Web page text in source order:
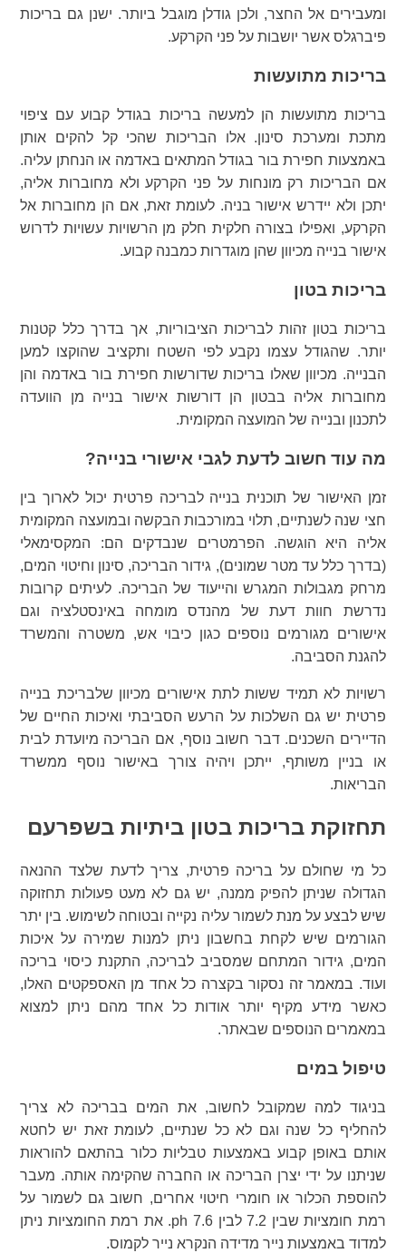
ומעבירים אל החצר, ולכן גודלן מוגבל ביותר. ישנן גם בריכות
פיברגלס אשר יושבות על פני הקרקע.
בריכות מתועשות
בריכות מתועשות הן למעשה בריכות בגודל קבוע עם ציפוי
מתכת ומערכת סינון. אלו הבריכות שהכי קל להקים אותן
באמצעות חפירת בור בגודל המתאים באדמה או הנחתן עליה.
אם הבריכות רק מונחות על פני הקרקע ולא מחוברות אליה,
יתכן ולא יידרש אישור בניה. לעומת זאת, אם הן מחוברות אל
הקרקע, ואפילו בצורה חלקית חלק מן הרשויות עשויות לדרוש
אישור בנייה מכיוון שהן מוגדרות כמבנה קבוע.
בריכות בטון
בריכות בטון זהות לבריכות הציבוריות, אך בדרך כלל קטנות
יותר. שהגודל עצמו נקבע לפי השטח ותקציב שהוקצו למען
הבנייה. מכיוון שאלו בריכות שדורשות חפירת בור באדמה והן
מחוברות אליה בבטון הן דורשות אישור בנייה מן הוועדה
לתכנון ובנייה של המועצה המקומית.
מה עוד חשוב לדעת לגבי אישורי בנייה?
זמן האישור של תוכנית בנייה לבריכה פרטית יכול לארוך בין
חצי שנה לשנתיים, תלוי במורכבות הבקשה ובמועצה המקומית
אליה היא הוגשה. הפרמטרים שנבדקים הם: המקסימאלי
(בדרך כלל עד מטר שמונים), גידור הבריכה, סינון וחיטוי המים,
מרחק מגבולות המגרש והייעוד של הבריכה. לעיתים קרובות
נדרשת חוות דעת של מהנדס מומחה באינסטלציה וגם
אישורים מגורמים נוספים כגון כיבוי אש, משטרה והמשרד
להגנת הסביבה.
רשויות לא תמיד ששות לתת אישורים מכיוון שלבריכת בנייה
פרטית יש גם השלכות על הרעש הסביבתי ואיכות החיים של
הדיירים השכנים. דבר חשוב נוסף, אם הבריכה מיועדת לבית
או בניין משותף, ייתכן ויהיה צורך באישור נוסף ממשרד
הבריאות.
תחזוקת בריכות בטון ביתיות בשפרעם
כל מי שחולם על בריכה פרטית, צריך לדעת שלצד ההנאה
הגדולה שניתן להפיק ממנה, יש גם לא מעט פעולות תחזוקה
שיש לבצע על מנת לשמור עליה נקייה ובטוחה לשימוש. בין יתר
הגורמים שיש לקחת בחשבון ניתן למנות שמירה על איכות
המים, גידור המתחם שמסביב לבריכה, התקנת כיסוי בריכה
ועוד. במאמר זה נסקור בקצרה כל אחד מן האספקטים האלו,
כאשר מידע מקיף יותר אודות כל אחד מהם ניתן למצוא
במאמרים הנוספים שבאתר.
טיפול במים
בניגוד למה שמקובל לחשוב, את המים בבריכה לא צריך
להחליף כל שנה וגם לא כל שנתיים, לעומת זאת יש לחטא
אותם באופן קבוע באמצעות טבליות כלור בהתאם להוראות
שניתנו על ידי יצרן הבריכה או החברה שהקימה אותה. מעבר
להוספת הכלור או חומרי חיטוי אחרים, חשוב גם לשמור על
רמת חומציות שבין 7.2 לבין 7.6 ph. את רמת החומציות ניתן
למדוד באמצעות נייר מדידה הנקרא נייר לקמוס.